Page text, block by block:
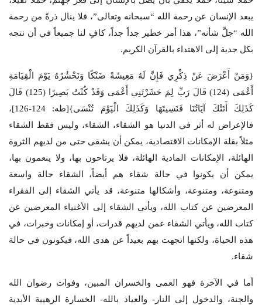
يبعد الإنسان عن رحمة الله “سبحانه وتعالى”، فلا ينال ذرةً من رحمة
الله “جلَّ شأنه”، هذا أمر خطير جداً جداً، كافٍ لنا جميعاً في أن نتجه
بكل جدية إلى الاهتداء بالقرآن الكريم.
{وَمَنْ أَعْرَضَ عَنْ ذِكْرِي فَإِنَّ لَهُ مَعِيشَةً ضَنْكًا وَنَحْشُرُهُ يَوْمَ الْقِيَامَةِ
أَعْمَى (124) قَالَ رَبِّ لِمَ حَشَرْتَنِي أَعْمَى وَقَدْ كُنْتُ بَصِيرًا (125) قَالَ
كَذَلِكَ أَتَتْكَ آيَاتُنَا فَنَسِيتَهَا وَكَذَلِكَ الْيَوْمَ تُنْسَى}[طه: 124-126]،
فالإعراض له أثر في الدنيا هو الشقاء، الشقاء، وليس فقط الشقاء
مثلاً بقلة الإمكانات الاقتصادية، يمكن أن يشقى حتى من لديهم الثروة
الهائلة، الإمكانات المادية الهائلة، فلا يرتاحون بها، ولا ينعمون بها،
يمكن أن يكونوا في حالة شقاء هم أيضاً، الشقاء حالة واسعة
ومتنوعة، ومتنوعة، وأشكالها متنوعة، قد يأتي الشقاء إلى الفقراء
المعرضين عن كتاب الله، ويأتي الشقاء إلى الأغنياء المعرضين عن
كتاب الله، ويأتي الشقاء عمن لديهم قدرات، أو إمكانات وخبرات، في
هذه الحياة، ولكنها اتجهت بهم بعيداً عن هدى الله، فيكونون في حالة
شقاء.
أما في الآخرة فهو العمى والخسران المبين، وفوات رضوان الله
والجنة، والدخول إلى النار- والعياذ بالله- الخسارة الرهيبة الأبدية